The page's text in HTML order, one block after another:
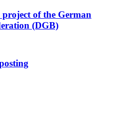
of the German
(DGB)